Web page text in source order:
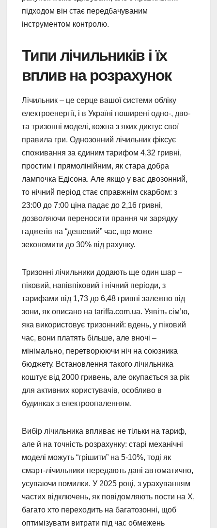
підходом він стає передбачуваним
інструментом контролю.
Типи лічильників і їх
вплив на розрахунок
Лічильник – це серце вашої системи обліку
електроенергії, і в Україні поширені одно-, дво-
та тризонні моделі, кожна з яких диктує свої
правила гри. Однозонний лічильник фіксує
споживання за єдиним тарифом 4,32 гривні,
простим і прямолінійним, як стара добра
лампочка Едісона. Але якщо у вас двозонний,
то нічний період стає справжнім скарбом: з
23:00 до 7:00 ціна падає до 2,16 гривні,
дозволяючи переносити прання чи зарядку
гаджетів на “дешевий” час, що може
зекономити до 30% від рахунку.
Тризонні лічильники додають ще один шар –
піковий, напівпіковий і нічний періоди, з
тарифами від 1,73 до 6,48 гривні залежно від
зони, як описано на tariffa.com.ua. Уявіть сім’ю,
яка використовує тризонний: вдень, у піковий
час, вони платять більше, але вночі –
мінімально, перетворюючи ніч на союзника
бюджету. Встановлення такого лічильника
коштує від 2000 гривень, але окупається за рік
для активних користувачів, особливо в
будинках з електроопаленням.
Вибір лічильника впливає не тільки на тариф,
але й на точність розрахунку: старі механічні
моделі можуть “грішити” на 5-10%, тоді як
смарт-лічильники передають дані автоматично,
усуваючи помилки. У 2025 році, з урахуванням
частих відключень, як повідомляють пости на X,
багато хто переходить на багатозонні, щоб
оптимізувати витрати під час обмежень